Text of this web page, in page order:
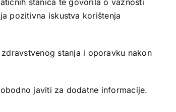
stanica te govorila o važnosti
pozitivna iskustva korištenja
stanja i oporavku nakon
javiti za dodatne informacije.